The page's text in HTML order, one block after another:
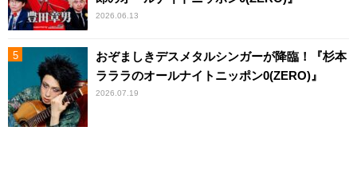
2026.06.13
おぞましきデスメタルシンガーが降臨！『杉本
ラララのオールナイトニッポン0(ZERO)』
2026.07.19